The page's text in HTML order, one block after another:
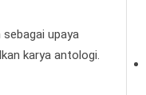
sebagai upaya
karya antologi.